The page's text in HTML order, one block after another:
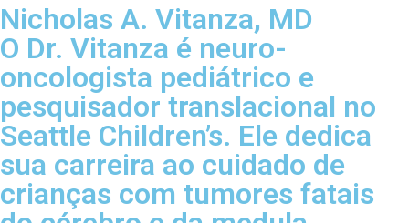
Nicholas A. Vitanza, MD
O Dr. Vitanza é neuro-
oncologista pediátrico e
pesquisador translacional no
Seattle Children’s. Ele dedica
sua carreira ao cuidado de
crianças com tumores fatais